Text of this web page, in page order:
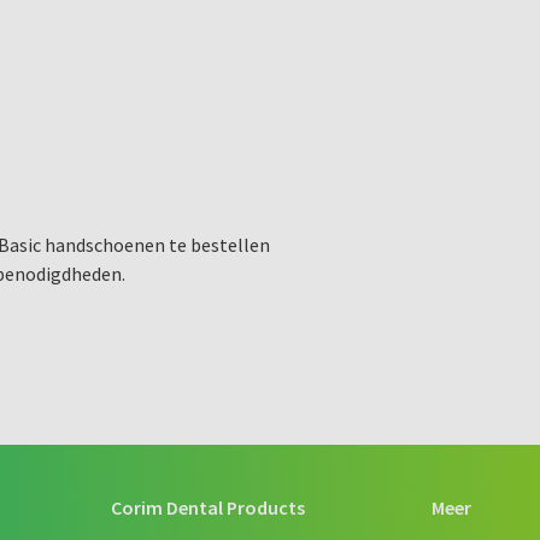
handschoenen te bestellen
Corim Dental Products Meer